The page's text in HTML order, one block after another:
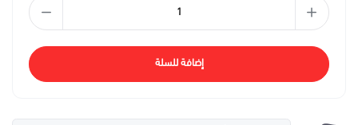
إضافة للسلة